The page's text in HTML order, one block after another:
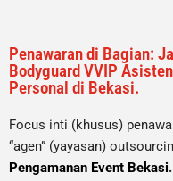
Penawaran di Bagian:
Bodyguard VVIP
Personal di Bekasi.
Focus inti (khusus)
“agen” (yayasan)
Pengamanan Event Bekasi.